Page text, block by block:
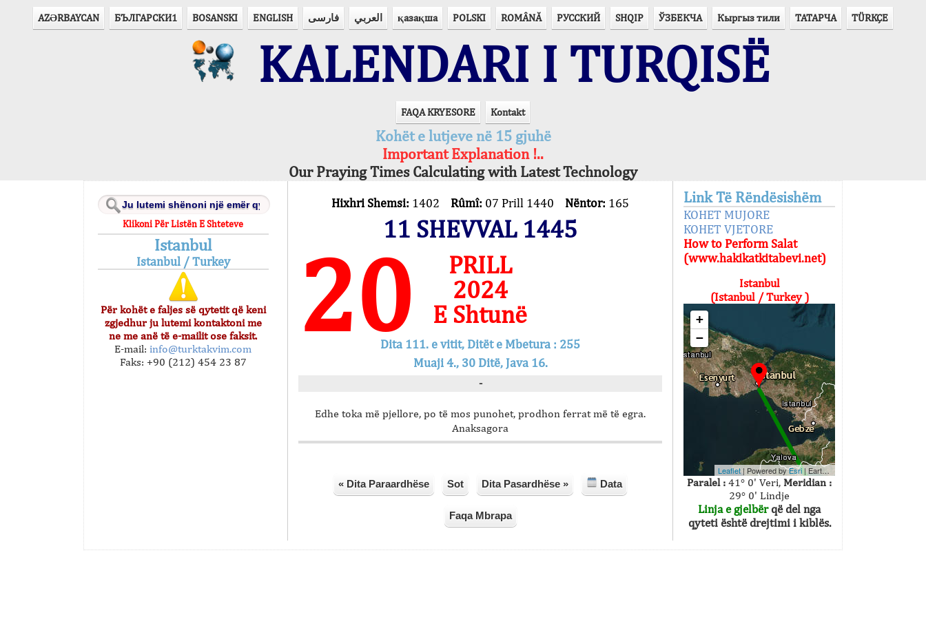
AZӘRBAYCAN БЪЛГАРСКИ1 BOSANSKI ENGLISH فارسی العربي қазақша POLSKI ROMÂNĂ РУССКИЙ SHQIP ЎЗБЕКЧА Кыргыз тили ТАТАРЧА TÜRKÇE
KALENDARI I TURQISË
FAQA KRYESORE Kontakt
Kohët e lutjeve në 15 gjuhë
Important Explanation !..
Our Praying Times Calculating with Latest Technology
Klikoni Për Listën E Shteteve
Istanbul
Istanbul / Turkey
Për kohët e faljes së qytetit që keni
zgjedhur ju lutemi kontaktoni me
ne me anë të e-mailit ose faksit.
E-mail: info@turktakvim.com
Faks: +90 (212) 454 23 87
Hixhri Shemsi: 1402 Rûmî: 07 Prill 1440 Nëntor: 165
11 SHEVVAL 1445
20
PRILL
2024
E Shtunë
Dita 111. e vitit, Ditët e Mbetura : 255
Muaji 4., 30 Ditë, Java 16.
-
Edhe toka më pjellore, po të mos punohet, prodhon ferrat më të egra.
Anaksagora
« Dita Paraardhëse Sot Dita Pasardhëse » Data
Faqa Mbrapa
Link Të Rëndësishëm
KOHET MUJORE
KOHET VJETORE
How to Perform Salat
(www.hakikatkitabevi.net)
Istanbul
(Istanbul / Turkey )
+
−
Leaflet | Powered byEsri| Earthstar Geographics
Paralel : 41° 0' Veri, Meridian :
29° 0' Lindje
Linja e gjelbërqë del nga
qyteti është drejtimi i kiblës.